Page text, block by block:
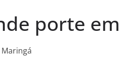
porte